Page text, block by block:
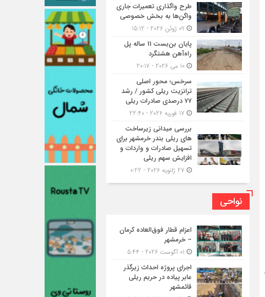
طرح واگذاری تعمیرات جاری
واگن‌ها به بخش خصوصی
پایان بن‌بست 11 ساله پل
راه‌آهن هشتگرد
سرخس؛ محور اصلی
ترانزیت ریلی کشور / رشد
۷۷ درصدی صادرات ریلی
بررسی میدانی زیرساخت
های ریلی بندر خرمشهر برای
تسهیل صادرات و واردات و
افزایش سهم ریلی
نواحی
اعزام قطار فوق‌العاده کرمان
– خرمشهر
اجرای پروژه احداث زیرگذر
عابر پیاده در حریم ریلی
قائمشهر